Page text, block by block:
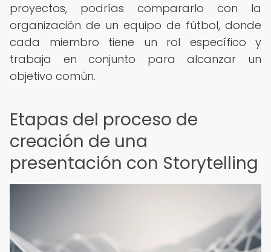
proyectos, podrías compararlo con la
organización de un equipo de fútbol, donde
cada miembro tiene un rol específico y
trabaja en conjunto para alcanzar un
objetivo común.
Etapas del proceso de
creación de una
presentación con Storytelling